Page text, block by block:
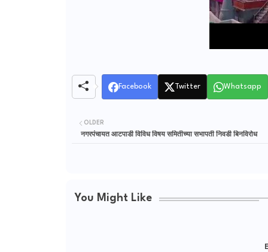
Facebook Twitter Whatsapp
OLDER
नगरपंचायत आटपाडी विविध विषय समितीच्या सभापती निवडी बिनविरोध
You Might Like